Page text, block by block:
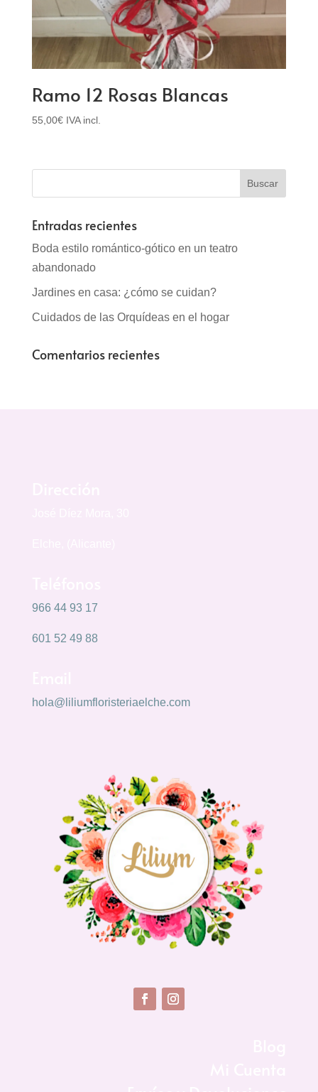
Ramo 12 Rosas Blancas
55,00€ IVA incl.
Entradas recientes
Boda estilo romántico-gótico en un teatro
abandonado
Jardines en casa: ¿cómo se cuidan?
Cuidados de las Orquídeas en el hogar
Comentarios recientes
966 44 93 17
601 52 49 88
hola@liliumfloristeriaelche.com